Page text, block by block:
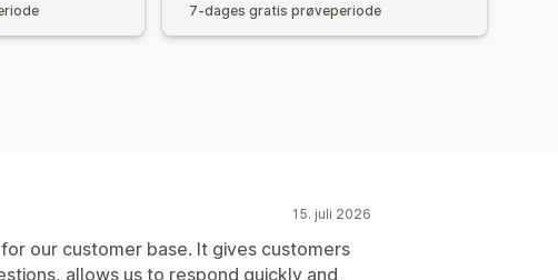
7-dages gratis prøveperiode
15. juli 2026
our customer base. It gives customers
allows us to respond quickly and